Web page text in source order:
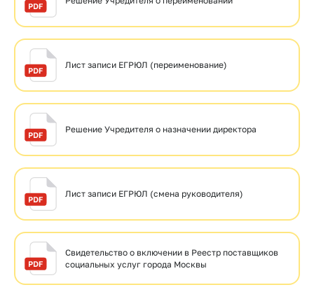
Лист записи ЕГРЮЛ (переименование)
Решение Учредителя о назначении директора
Лист записи ЕГРЮЛ (смена руководителя)
Свидетельство о включении в Реестр поставщиков
социальных услуг города Москвы